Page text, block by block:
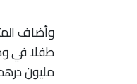
مليون درهما، بعد أن